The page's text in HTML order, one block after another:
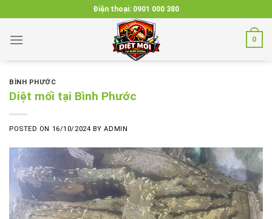
to
content
Điện thoại: 0901 000 380
0
BÌNH PHƯỚC
Diệt mối tại Bình Phước
POSTED ON 16/10/2024 BYADMIN